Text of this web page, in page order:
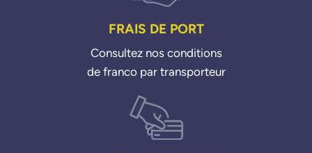
FRAIS DE PORT
Consultez nos conditions
de franco par transporteur